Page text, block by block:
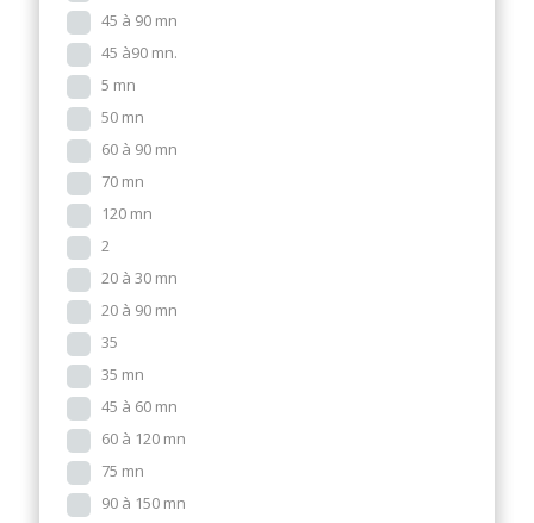
45 à 90 mn
45 à90 mn.
5 mn
50 mn
60 à 90 mn
70 mn
120 mn
2
20 à 30 mn
20 à 90 mn
35
35 mn
45 à 60 mn
60 à 120 mn
75 mn
90 à 150 mn